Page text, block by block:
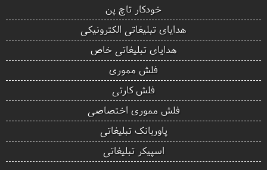
خودکار تاچ پن
هدایای تبلیغاتی الکترونیکی
هدایای تبلیغاتی خاص
فلش مموری
فلش کارتی
فلش مموری اختصاصی
پاوربانک تبلیغاتی
اسپیکر تبلیغاتی